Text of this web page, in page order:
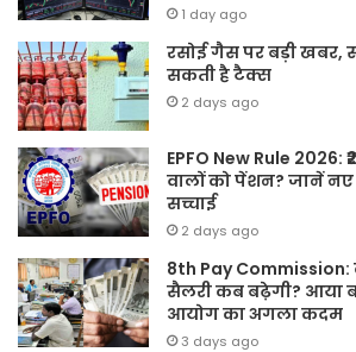
1 day ago
रसोई गैस पर बड़ी खबर,
सकती है टैक्स
2 days ago
EPFO New Rule
वालों को पेंशन? जानें नए
सच्चाई
2 days ago
8th Pay Commission:
सैलरी कब बढ़ेगी? आया
आयोग का अगला कदम
3 days ago